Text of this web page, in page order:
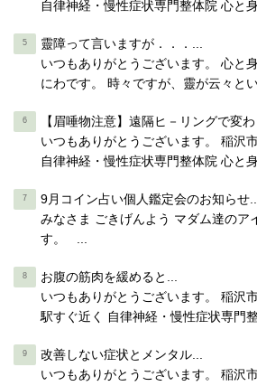
自律神経・慢性症状専門整体院 心と
靈障って言いますが．．．...
いつもありがとうございます。 心
にわです。 時々ですが、靈が云々と
【眉唾物注意】遠隔ヒ－リングで変
いつもありがとうございます。 稲沢
自律神経・慢性症状専門整体院 心と
9月コイン占い個人鑑定会のお知らせ
みなさま ごきげんよう マダム達のア
す。 ...
お腹の筋肉を緩めると...
いつもありがとうございます。 稲沢
駅すぐ近く 自律神経・慢性症状専門
改善しない症状とメンタル...
いつもありがとうございます。 稲沢